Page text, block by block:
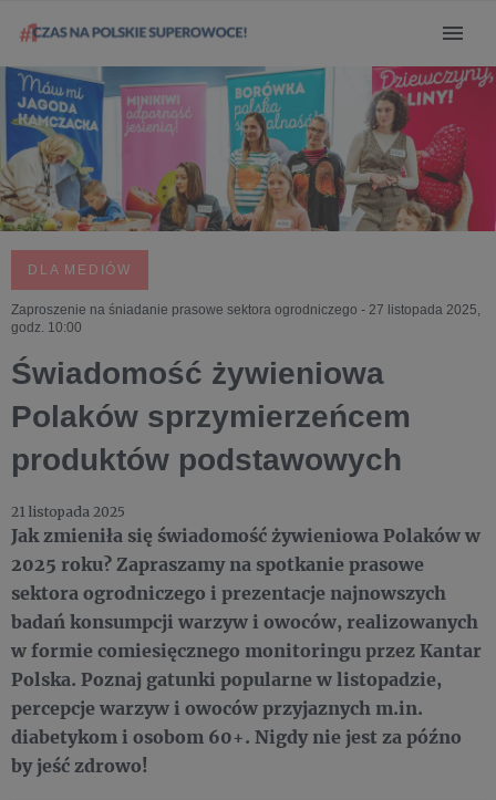
DLA MEDIÓW
Zaproszenie na śniadanie prasowe sektora ogrodniczego - 27 listopada 2025,
godz. 10:00
Świadomość żywieniowa
Polaków sprzymierzeńcem
produktów podstawowych
21 listopada 2025
Jak zmieniła się świadomość żywieniowa Polaków w
2025 roku? Zapraszamy na spotkanie prasowe
sektora ogrodniczego i prezentacje najnowszych
badań konsumpcji warzyw i owoców, realizowanych
w formie comiesięcznego monitoringu przez Kantar
Polska. Poznaj gatunki popularne w listopadzie,
percepcje warzyw i owoców przyjaznych m.in.
diabetykom i osobom 60+. Nigdy nie jest za późno
by jeść zdrowo!